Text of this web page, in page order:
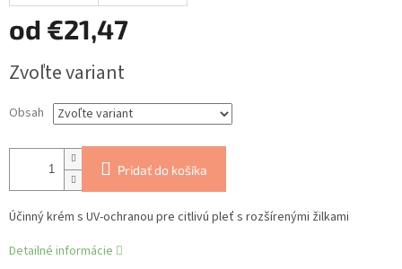
od €21,47
cena:
Zvoľte variant
Obsah
Pridať do košíka
Účinný krém s UV-ochranou pre citlivú pleť s rozšírenými žilkami
Detailné informácie